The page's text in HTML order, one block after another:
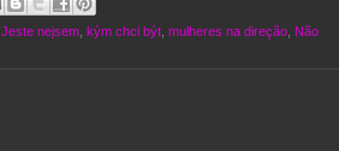
Jeste nejsem, kým chci být, mulheres na direção, Não